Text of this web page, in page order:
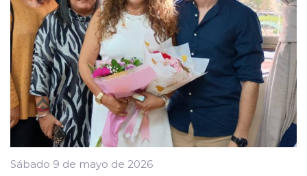
Sábado 9 de mayo de 2026